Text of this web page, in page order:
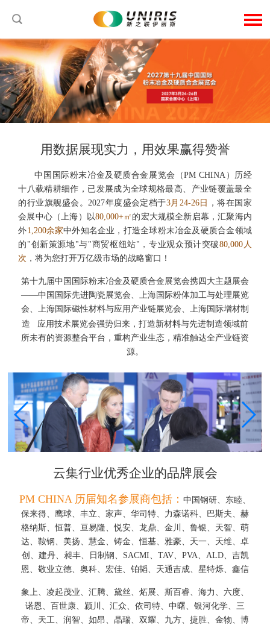
用数据展现实力，用效果赢得赞誉
中国国际粉末冶金及硬质合金展览会（PM CHINA）历经
十八载精耕细作，已发展成为全球规格最高、产业链覆盖最全
的行业旗舰盛会。2027年度盛会定档于3月24-26日
，将在国家
会展中心（上海）以80,000+㎡ 的宏大规模全新启幕，汇聚海内
外1,200余家中外知名企业，打造全球粉末冶金及硬质合金领域
的"创新策源地"与"商贸枢纽站"，专业观众预计突破80,000人
次 ，将为您打开万亿级市场的战略窗口！
第十九届中国国际粉末冶金及硬质合金展览会携四大主题展会
——中国国际先进陶瓷展览会、上海国际粉体加工与处理展览
会、上海国际磁性材料与应用产业链展览会、上海国际增材制
造
应用技术展览会强势归来，打造新材料与先进制造领域前
所未有的资源整合平台，重构产业生态，精准触达全产业链资
源。
云集行业优秀企业的品牌展会
PM CHINA 历届知名参展商包括： 中国钢研、东睦、
保来得、鹰球、丰立、家声、华司特、力森诺科、巴斯夫、赫
格纳斯、恒普、亘易隆、悦安、龙鼎、金川、鲁银、天智、萌
达、鞍钢、美扬、慧金、铸金、恒基、雅豪、天一、天维、卓
创、建丹、昶丰、日制钢、SACMI、TAV、PVA、ALD、吉凯
恩、敬业立德、奥科、宏佳、铂韬、天通吉成、星特烁、鑫信
象上、凌起茂业、汇腾、黛丝、炻展、 斯百睿、海力、六度、
诺恩、百世康、 颍川、汇众、依司特、中曙、银河化学、三
帝、天工、润智、如昂、晶瑞、双耀、九方、捷胜、金物、博